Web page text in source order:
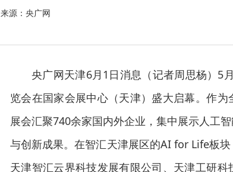
来源：央广网
央广网天津6月1日消息（记者周思杨）5
览会在国家会展中心（天津）盛大启幕。作
展会汇聚740余家国内外企业，集中展示人工
与创新成果。在智汇天津展区的AI for Life板块
天津智汇云界科技发展有限公司、天津工研